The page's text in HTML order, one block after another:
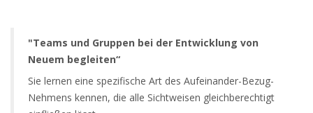
"Teams und Gruppen bei der Entwicklung von
Neuem begleiten“
Sie lernen eine spezifische Art des Aufeinander-Bezug-
Nehmens kennen, die alle Sichtweisen gleichberechtigt